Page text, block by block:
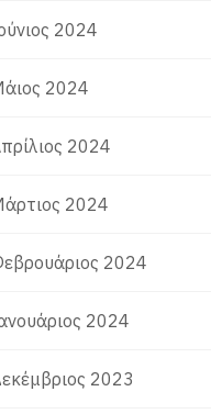
2024
2024
2024
2024
2024
2024
2023